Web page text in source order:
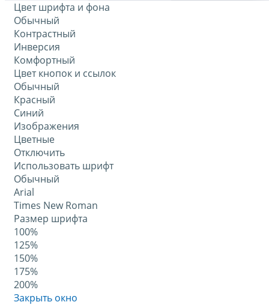
Цвет шрифта и фона
Обычный
Контрастный
Инверсия
Комфортный
Цвет кнопок и ссылок
Обычный
Красный
Синий
Изображения
Цветные
Отключить
Использовать шрифт
Обычный
Arial
Times New Roman
Размер шрифта
100%
125%
150%
175%
200%
Закрыть окно